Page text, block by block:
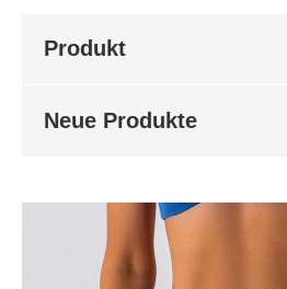
Produkt
Neue Produkte